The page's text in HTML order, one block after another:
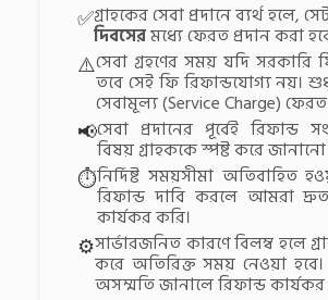
✅গ্রাহকের সেবা প্রদানে ব্যর্থ হলে,
দিবসেরমধ্যে ফেরত প্রদান করা
⚠️সেবা গ্রহণের সময় যদি সরকারি
তবে সেই ফি রিফান্ডযোগ্য নয়।
সেবামূল্য (Service Charge) ফেরত
📢সেবা প্রদানের পূর্বেই রিফান্ড
বিষয় গ্রাহককে স্পষ্ট করে
⏱️নির্দিষ্ট সময়সীমা অতিবাহিত
রিফান্ড দাবি করলে আমরা
কার্যকর করি।
⚙️সার্ভারজনিত কারণে বিলম্ব হলে
করে অতিরিক্ত সময় নেওয়া হবে।
অসম্মতি জানালে রিফান্ড কার্যকর